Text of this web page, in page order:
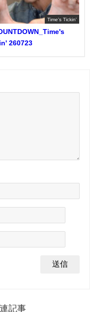
Time's Tickin'
260723
記事